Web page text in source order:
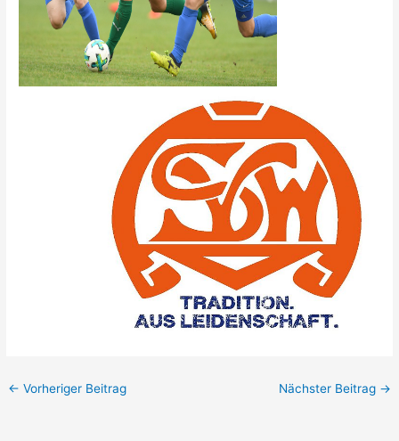
← Vorheriger Beitrag Nächster Beitrag →